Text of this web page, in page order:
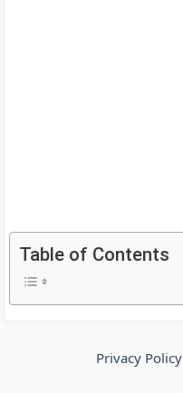
Table of Contents
Privacy Policy